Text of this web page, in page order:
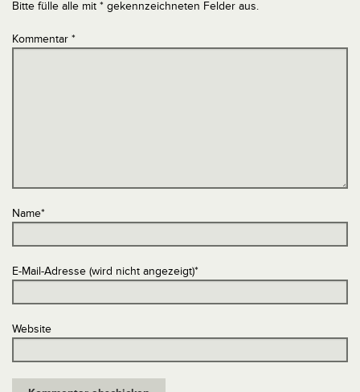
Bitte fülle alle mit * gekennzeichneten Felder aus.
Kommentar *
Name*
E-Mail-Adresse (wird nicht angezeigt)*
Website